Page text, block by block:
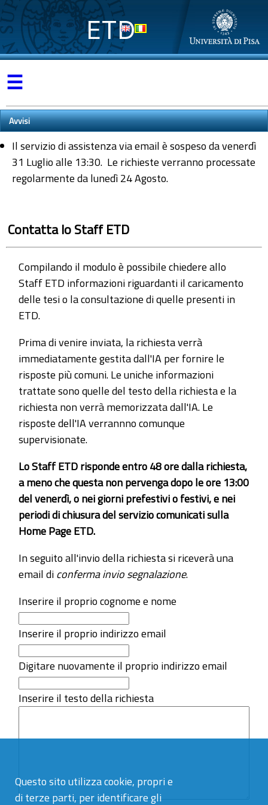
Questo sito utilizza cookie, propri e
di terze parti, per identificare gli
ETD
☰
Avvisi
Il servizio di assistenza via email è sospeso da venerdì
31 Luglio alle 13:30. Le richieste verranno processate
regolarmente da lunedì 24 Agosto.
Contatta lo Staff ETD
Compilando il modulo è possibile chiedere allo
Staff ETD informazioni riguardanti il caricamento
delle tesi o la consultazione di quelle presenti in
ETD.
Prima di venire inviata, la richiesta verrà
immediatamente gestita dall'IA per fornire le
risposte più comuni. Le uniche informazioni
trattate sono quelle del testo della richiesta e la
richiesta non verrà memorizzata dall'IA. Le
risposte dell'IA verrannno comunque
supervisionate.
Lo Staff ETD risponde entro 48 ore dalla richiesta,
a meno che questa non pervenga dopo le ore 13:00
del venerdì, o nei giorni prefestivi o festivi, e nei
periodi di chiusura del servizio comunicati sulla
Home Page ETD.
In seguito all'invio della richiesta si riceverà una
email diconferma invio segnalazione.
Inserire il proprio cognome e nome
Inserire il proprio indirizzo email
Digitare nuovamente il proprio indirizzo email
Inserire il testo della richiesta